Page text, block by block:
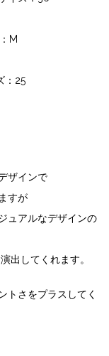
M
：25
ザインで
すが
ュアルなデザインの
出してくれます。
トさをプラスしてく